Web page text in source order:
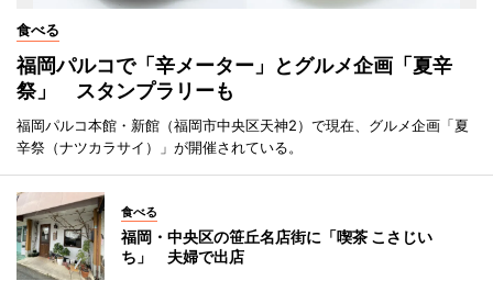
食べる
福岡パルコで「辛メーター」とグルメ企画「夏辛
祭」 スタンプラリーも
福岡パルコ本館・新館（福岡市中央区天神2）で現在、グルメ企画「夏
辛祭（ナツカラサイ）」が開催されている。
食べる
福岡・中央区の笹丘名店街に「喫茶 こさじい
ち」 夫婦で出店